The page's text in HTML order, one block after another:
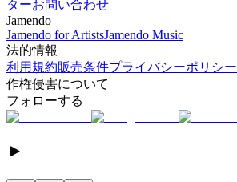
ターお問い合わせ
Jamendo
Jamendo for ArtistsJamendo Music
法的情報
利用規約販売条件プライバシーポリシー
作権侵害について
フォローする